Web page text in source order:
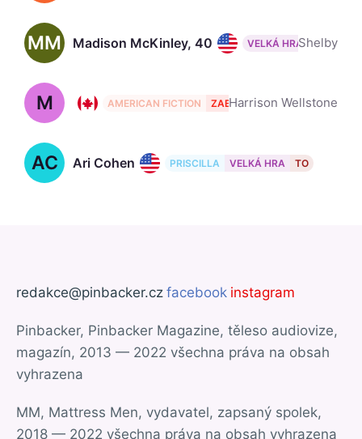
MM Madison McKinley, 40 VELKÁ HRAShelby
M J.C. MacKenzie, 55
AMERICAN FICTION ZABIJÁCI ROZKVETLÉHO
Harrison Wellstone
AC Ari Cohen PRISCILLA VELKÁ HRA TO
redakce@pinbacker.cz facebook instagram
Pinbacker, Pinbacker Magazine, těleso audiovize,
magazín, 2013 — 2022 všechna práva na obsah
vyhrazena
MM, Mattress Men, vydavatel, zapsaný spolek,
2018 — 2022 všechna práva na obsah vyhrazena